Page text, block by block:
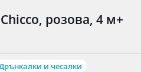
розова, 4 м+
и чесалки